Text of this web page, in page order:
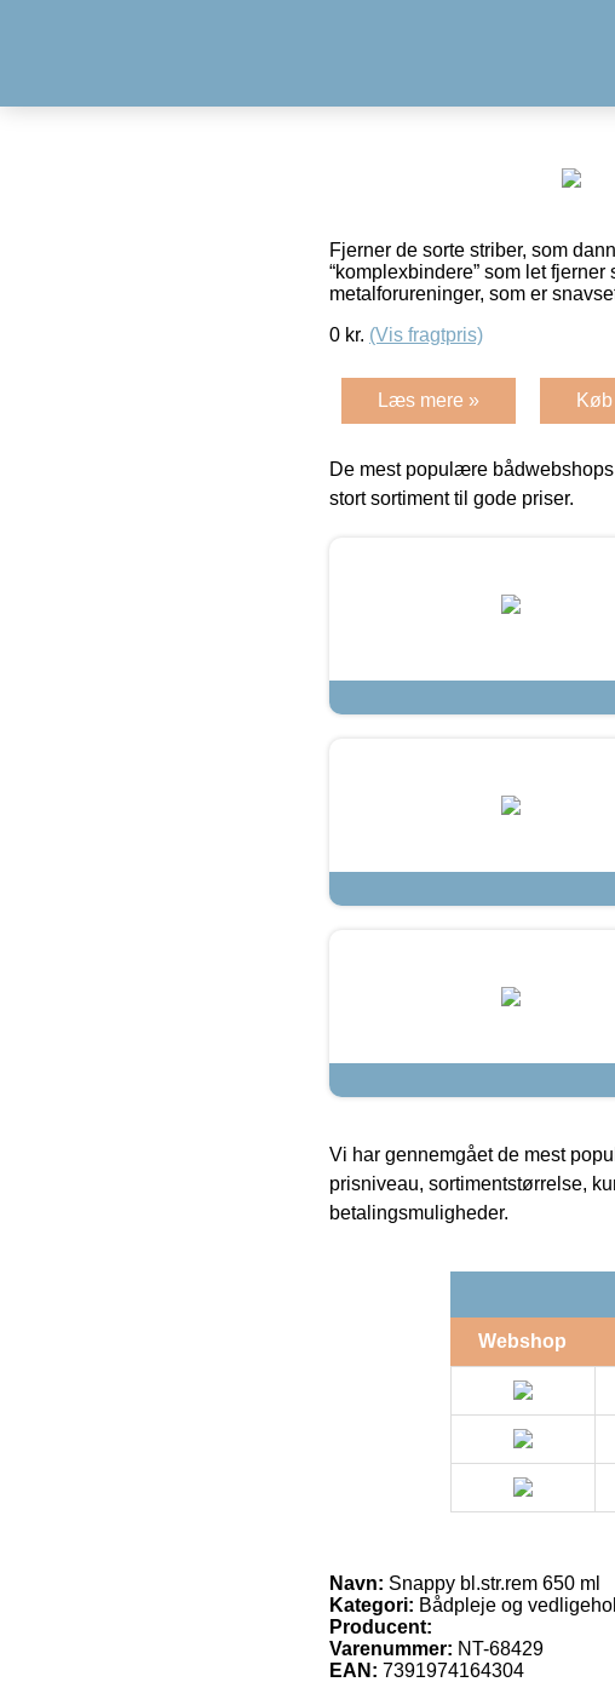
Fjerner de sorte striber, som
“komplexbindere” som let
metalforureninger, som er
0 kr. (Vis fragtpris)
Læs mere »
De mest populære
stort sortiment til gode priser.
Vi har gennemgået de mest
prisniveau, sortimentstørrelse,
betalingsmuligheder.
Webshop
Navn: Snappy bl.str.rem 650 ml
Kategori: Bådpleje og
Producent:
Varenummer: NT-68429
EAN: 7391974164304